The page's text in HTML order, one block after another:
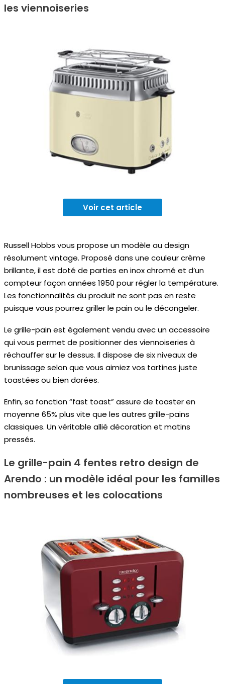
les viennoiseries
Voir cet article
Russell Hobbs vous propose un modèle au design
résolument vintage. Proposé dans une couleur crème
brillante, il est doté de parties en inox chromé et d’un
compteur façon années 1950 pour régler la température.
Les fonctionnalités du produit ne sont pas en reste
puisque vous pourrez griller le pain ou le décongeler.
Le grille-pain est également vendu avec un accessoire
qui vous permet de positionner des viennoiseries à
réchauffer sur le dessus. Il dispose de six niveaux de
brunissage selon que vous aimiez vos tartines juste
toastées ou bien dorées.
Enfin, sa fonction “fast toast” assure de toaster en
moyenne 65% plus vite que les autres grille-pains
classiques. Un véritable allié décoration et matins
pressés.
Le grille-pain 4 fentes retro design de
Arendo : un modèle idéal pour les familles
nombreuses et les colocations